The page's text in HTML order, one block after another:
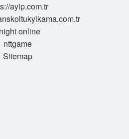
ayip.com.tr
online
nttgame
Sitemap